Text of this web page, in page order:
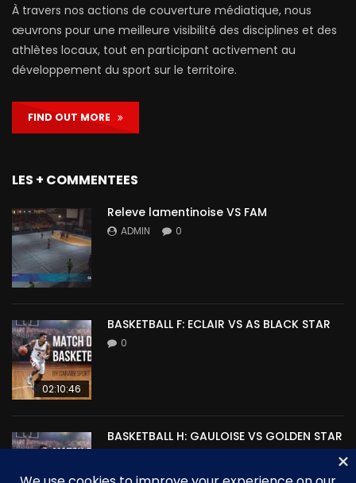
À travers nos actions de couverture médiatique, nous
œuvrons pour une meilleure visibilité des disciplines et des
athlètes locaux, tout en participant activement au
développement du sport sur le territoire.
FIND OUT MORE
LES + COMMENTEES
Releve lamentinoise VS FAM
ADMIN 0
02:10:46
BASKETBALL F: ECLAIR VS AS BLACK STAR
0
BASKETBALL H: GAULOISE VS GOLDEN STAR